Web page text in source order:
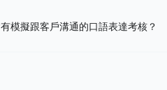
模擬跟客戶溝通的口語表達考核？